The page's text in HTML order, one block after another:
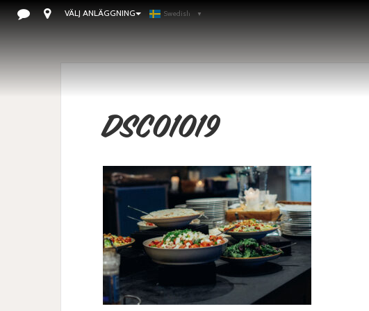
VÄLJ ANLÄGGNING Swedish ▼
DSC01019